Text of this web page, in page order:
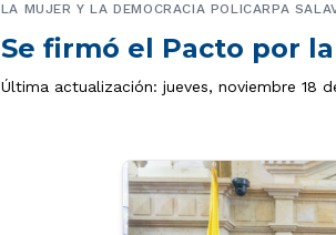
Se firmó el Pacto por
LA MUJER Y LA DEMOCRACIA POLICARPA
Última actualización: jueves, noviembre 18